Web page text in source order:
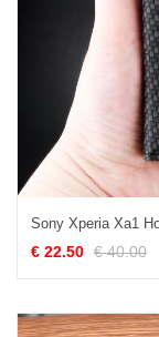
€ 22.50 € 40.00